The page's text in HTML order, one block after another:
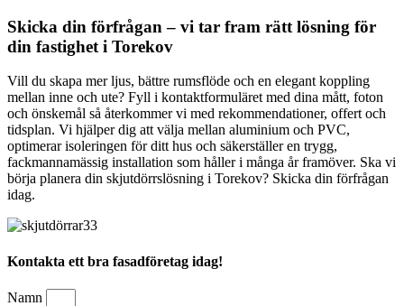
Skicka din förfrågan – vi tar fram rätt lösning för
din fastighet i Torekov
Vill du skapa mer ljus, bättre rumsflöde och en elegant koppling
mellan inne och ute? Fyll i kontaktformuläret med dina mått, foton
och önskemål så återkommer vi med rekommendationer, offert och
tidsplan. Vi hjälper dig att välja mellan aluminium och PVC,
optimerar isoleringen för ditt hus och säkerställer en trygg,
fackmannamässig installation som håller i många år framöver. Ska vi
börja planera din skjutdörrslösning i Torekov? Skicka din förfrågan
idag.
Kontakta ett bra fasadföretag idag!
Namn